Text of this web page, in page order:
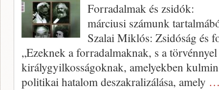
Forradalmak és zsidók:
márciusi számunk
Szalai Miklós: Zsidóság és
„Ezeknek a forradalmaknak, s a
királygyilkosságoknak, amelyekben
politikai hatalom deszakralizálása, amely …